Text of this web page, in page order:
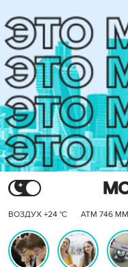
ВОЗДУХ +24 °C АТМ 746 ММ